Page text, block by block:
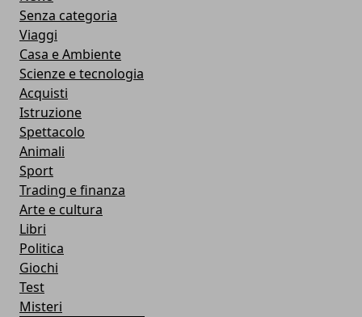
Senza categoria
Viaggi
Casa e Ambiente
Scienze e tecnologia
Acquisti
Istruzione
Spettacolo
Animali
Sport
Trading e finanza
Arte e cultura
Libri
Politica
Giochi
Test
Misteri